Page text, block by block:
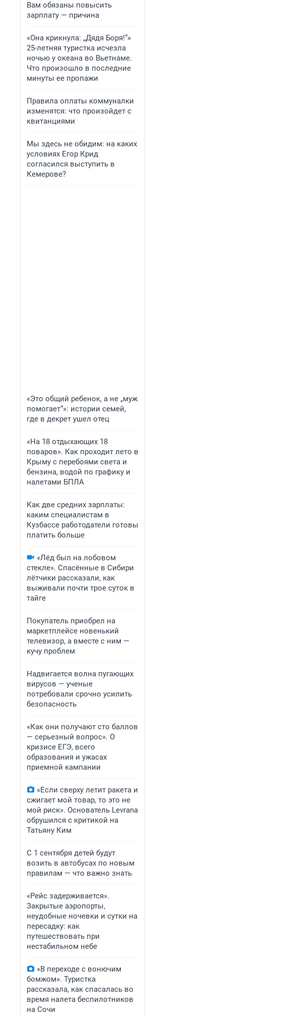
Вам обязаны повысить
зарплату — причина
«Она крикнула: „Дядя Боря!“»
25-летняя туристка исчезла
ночью у океана во Вьетнаме.
Что произошло в последние
минуты ее пропажи
Правила оплаты коммуналки
изменятся: что произойдет с
квитанциями
Мы здесь не обидим: на каких
условиях Егор Крид
согласился выступить в
Кемерове?
«Это общий ребенок, а не „муж
помогает“»: истории семей,
где в декрет ушел отец
«На 18 отдыхающих 18
поваров». Как проходит лето в
Крыму с перебоями света и
бензина, водой по графику и
налетами БПЛА
Как две средних зарплаты:
каким специалистам в
Кузбассе работодатели готовы
платить больше
«Лёд был на лобовом
стекле». Спасённые в Сибири
лётчики рассказали, как
выживали почти трое суток в
тайге
Покупатель приобрел на
маркетплейсе новенький
телевизор, а вместе с ним —
кучу проблем
Надвигается волна пугающих
вирусов — ученые
потребовали срочно усилить
безопасность
«Как они получают сто баллов
— серьезный вопрос». О
кризисе ЕГЭ, всего
образования и ужасах
приемной кампании
«Если сверху летит ракета и
сжигает мой товар, то это не
мой риск». Основатель Levrana
обрушился с критикой на
Татьяну Ким
С 1 сентября детей будут
возить в автобусах по новым
правилам — что важно знать
«Рейс задерживается».
Закрытые аэропорты,
неудобные ночевки и сутки на
пересадку: как
путешествовать при
нестабильном небе
«В переходе с вонючим
бомжом». Туристка
рассказала, как спасалась во
время налета беспилотников
на Сочи